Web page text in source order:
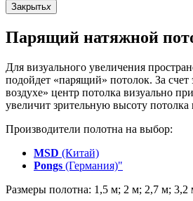
Закрытьx
Парящий натяжной
Для визуального увеличения
подойдет «парящий» потолок. За счет
воздухе» центр потолка визуально
увеличит зрительную высоту
Производители полотна на выбор:
MSD (Китай)
Pongs (Германия)"
Размеры полотна: 1,5 м; 2 м; 2,7 м; 3,2